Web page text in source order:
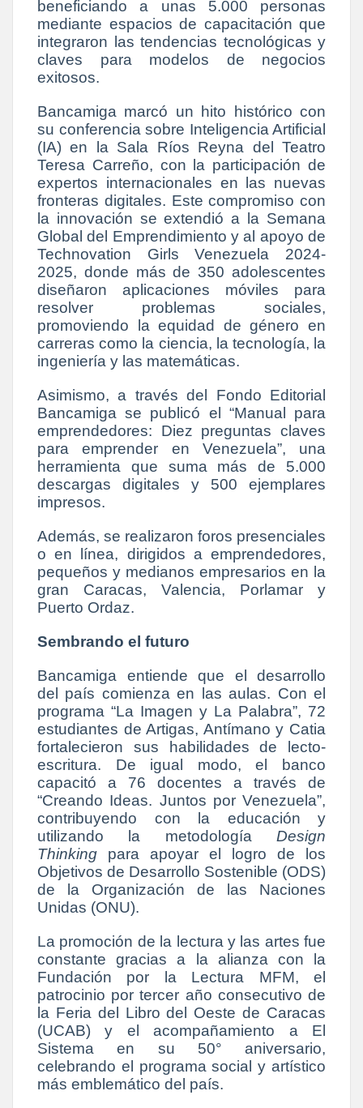
beneficiando a unas 5.000 personas
mediante espacios de capacitación que
integraron las tendencias tecnológicas y
claves para modelos de negocios
exitosos.
Bancamiga marcó un hito histórico con
su conferencia sobre Inteligencia Artificial
(IA) en la Sala Ríos Reyna del Teatro
Teresa Carreño, con la participación de
expertos internacionales en las nuevas
fronteras digitales. Este compromiso con
la innovación se extendió a la Semana
Global del Emprendimiento y al apoyo de
Technovation Girls Venezuela 2024-
2025, donde más de 350 adolescentes
diseñaron aplicaciones móviles para
resolver problemas sociales,
promoviendo la equidad de género en
carreras como la ciencia, la tecnología, la
ingeniería y las matemáticas.
Asimismo, a través del Fondo Editorial
Bancamiga se publicó el “Manual para
emprendedores: Diez preguntas claves
para emprender en Venezuela”, una
herramienta que suma más de 5.000
descargas digitales y 500 ejemplares
impresos.
Además, se realizaron foros presenciales
o en línea, dirigidos a emprendedores,
pequeños y medianos empresarios en la
gran Caracas, Valencia, Porlamar y
Puerto Ordaz.
Sembrando el futuro
Bancamiga entiende que el desarrollo
del país comienza en las aulas. Con el
programa “La Imagen y La Palabra”, 72
estudiantes de Artigas, Antímano y Catia
fortalecieron sus habilidades de lecto-
escritura. De igual modo, el banco
capacitó a 76 docentes a través de
“Creando Ideas. Juntos por Venezuela”,
contribuyendo con la educación y
utilizando la metodología Design
Thinking para apoyar el logro de los
Objetivos de Desarrollo Sostenible (ODS)
de la Organización de las Naciones
Unidas (ONU).
La promoción de la lectura y las artes fue
constante gracias a la alianza con la
Fundación por la Lectura MFM, el
patrocinio por tercer año consecutivo de
la Feria del Libro del Oeste de Caracas
(UCAB) y el acompañamiento a El
Sistema en su 50° aniversario,
celebrando el programa social y artístico
más emblemático del país.